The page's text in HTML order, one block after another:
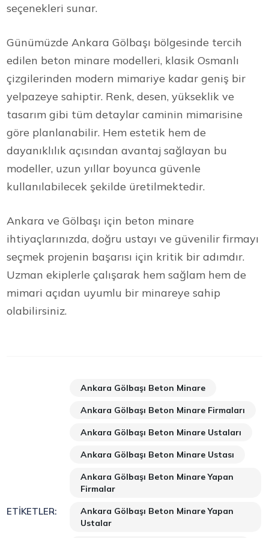
seçenekleri sunar.
Günümüzde Ankara Gölbaşı bölgesinde tercih
edilen beton minare modelleri, klasik Osmanlı
çizgilerinden modern mimariye kadar geniş bir
yelpazeye sahiptir. Renk, desen, yükseklik ve
tasarım gibi tüm detaylar caminin mimarisine
göre planlanabilir. Hem estetik hem de
dayanıklılık açısından avantaj sağlayan bu
modeller, uzun yıllar boyunca güvenle
kullanılabilecek şekilde üretilmektedir.
Ankara ve Gölbaşı için beton minare
ihtiyaçlarınızda, doğru ustayı ve güvenilir firmayı
seçmek projenin başarısı için kritik bir adımdır.
Uzman ekiplerle çalışarak hem sağlam hem de
mimari açıdan uyumlu bir minareye sahip
olabilirsiniz.
ETIKETLER:
Ankara Gölbaşı Beton Minare
Ankara Gölbaşı Beton Minare Firmaları
Ankara Gölbaşı Beton Minare Ustaları
Ankara Gölbaşı Beton Minare Ustası
Ankara Gölbaşı Beton Minare Yapan
Firmalar
Ankara Gölbaşı Beton Minare Yapan
Ustalar